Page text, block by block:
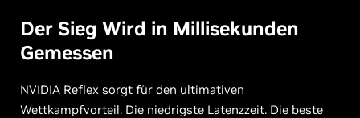
Der Sieg Wird in Millisekunden
Gemessen
NVIDIA Reflex sorgt für den ultimativen
Wettkampfvorteil. Die niedrigste Latenzzeit. Die beste